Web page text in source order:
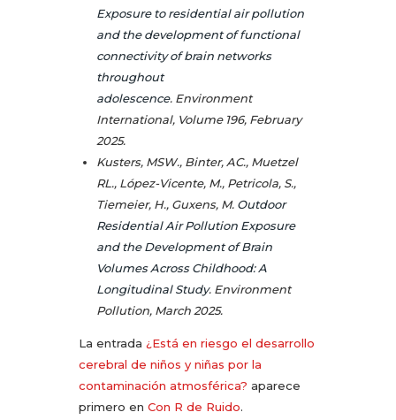
Exposure to residential air pollution
and the development of functional
connectivity of brain networks
throughout
adolescence. Environment
International, Volume 196, February
2025.
Kusters, MSW., Binter, AC., Muetzel
RL., López-Vicente, M., Petricola, S.,
Tiemeier, H., Guxens, M. Outdoor
Residential Air Pollution Exposure
and the Development of Brain
Volumes Across Childhood: A
Longitudinal Study. Environment
Pollution, March 2025.
La entrada ¿Está en riesgo el desarrollo
cerebral de niños y niñas por la
contaminación atmosférica? aparece
primero en Con R de Ruido.